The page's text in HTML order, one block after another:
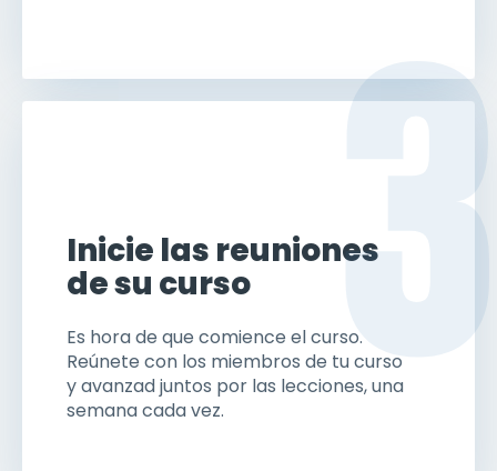
3
Inicie las reuniones
de su curso
Es hora de que comience el curso.
Reúnete con los miembros de tu curso
y avanzad juntos por las lecciones, una
semana cada vez.